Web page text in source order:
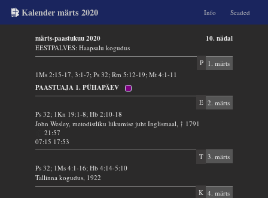
Kalender märts 2020 Info Seaded
10. nädal
märts-paastukuu 2020
EESTPALVES: Haapsalu kogudus
P
1. märts
1Ms 2:15-17, 3:1-7; Ps 32; Rm 5:12-19; Mt 4:1-11
PAASTUAJA 1. PÜHAPÄEV
E 2. märts
Ps 32; 1Kn 19:1-8; Hb 2:10-18
John Wesley, metodistliku liikumise juht Inglismaal, † 1791
21:57
07:15 17:53
T 3. märts
Ps 32; 1Ms 4:1-16; Hb 4:14-5:10
Tallinna kogudus, 1922
K 4. märts